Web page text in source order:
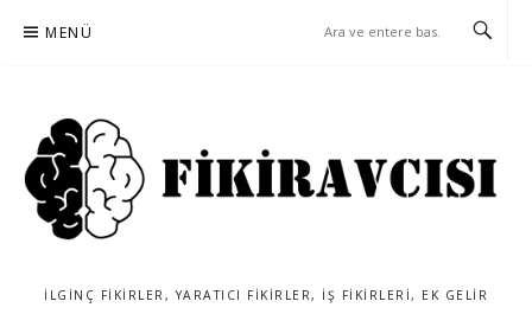
atla
MENÜ
İLGINÇ FIKIRLER, YARATICI FIKIRLER, IŞ FIKIRLERI, EK GELIR